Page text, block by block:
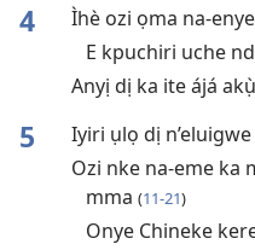
4 Ìhè ozi ọma na-enye
E kpuchiri uche
Anyị dị ka ite ájá
5 Iyiri ụlọ dị
Ozi nke na-eme ka
mma (11-21)
Onye Chineke